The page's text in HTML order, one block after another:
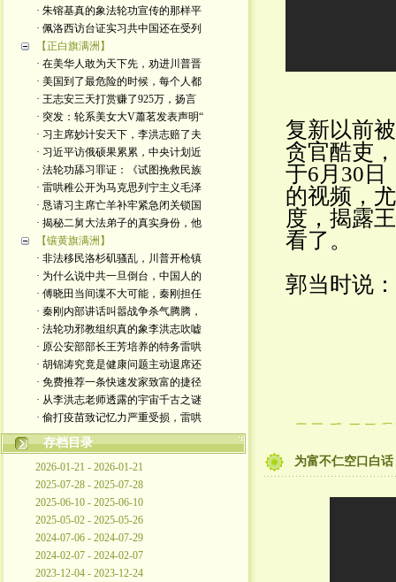
· 朱镕基真的象法轮功宣传的那样平
· 佩洛西访台证实习共中国还在受列
【正白旗满洲】
· 在美华人敢为天下先，劝进川普晋
· 美国到了最危险的时候，每个人都
· 王志安三天打赏赚了925万，扬言
· 突发：轮系美女大V蕭茗发表声明“
· 习主席妙计安天下，李洪志赔了夫
· 习近平访俄硕果累累，中央计划近
· 法轮功舔习罪证：《试图挽救民族
· 雷哄稚公开为马克思列宁主义毛泽
· 恳请习主席亡羊补牢紧急闭关锁国
· 揭秘二舅大法弟子的真实身份，他
【镶黄旗满洲】
· 非法移民洛杉矶骚乱，川普开枪镇
· 为什么说中共一旦倒台，中国人的
· 傅晓田当间谍不大可能，秦刚担任
· 秦刚内部讲话叫嚣战争杀气腾腾，
· 法轮功邪教组织真的象李洪志吹嘘
· 原公安部部长王芳培养的特务雷哄
· 胡锦涛究竟是健康问题主动退席还
· 免费推荐一条快速发家致富的捷径
· 从李洪志老师透露的宇宙千古之谜
· 偷打疫苗致记忆力严重受损，雷哄
存档目录
2026-01-21 - 2026-01-21
2025-07-28 - 2025-07-28
2025-06-10 - 2025-06-10
2025-05-02 - 2025-05-26
2024-07-06 - 2024-07-29
2024-02-07 - 2024-02-07
2023-12-04 - 2023-12-24
复新以前
贪官酷吏
于6月30日
的视频，
度，揭露
看了。
郭当时说
为富不仁空口白